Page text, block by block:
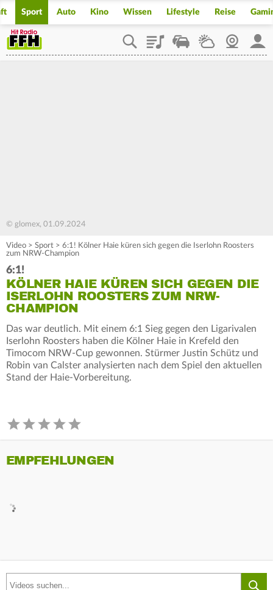
Sport Auto Kino Wissen Lifestyle Reise
PlaylistStaupilotWetterWebcam
© glomex, 01.09.2024
Video > Sport > 6:1! Kölner Haie küren sich gegen die Iserlohn Roosters
zum NRW-Champion
6:1!
KÖLNER HAIE KÜREN SICH GEGEN DIE
ISERLOHN ROOSTERS ZUM NRW-
CHAMPION
Das war deutlich. Mit einem 6:1 Sieg gegen den Ligarivalen
Iserlohn Roosters haben die Kölner Haie in Krefeld den
Timocom NRW-Cup gewonnen. Stürmer Justin Schütz und
Robin van Calster analysierten nach dem Spiel den aktuellen
Stand der Haie-Vorbereitung.
EMPFEHLUNGEN